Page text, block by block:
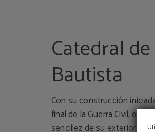
Catedral
Bautista
Con su construcción
final de la Guerra Civil, este
sencillez de su exterior y